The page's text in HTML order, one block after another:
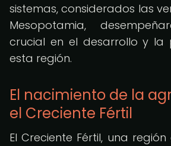
sistemas, considerados las
Mesopotamia,
crucial en el desarrollo y la
esta región.
El nacimiento de la
el Creciente Fértil
El Creciente Fértil, una